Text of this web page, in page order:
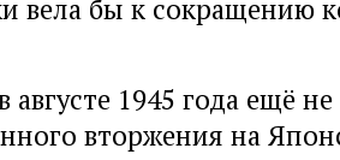
вела бы к сокращению
1945 года ещё
вторжения на